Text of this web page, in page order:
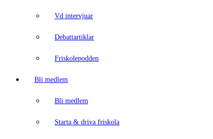
Vd intervjuar
Debattartiklar
Friskolepodden
Bli medlem
Bli medlem
Starta & driva friskola